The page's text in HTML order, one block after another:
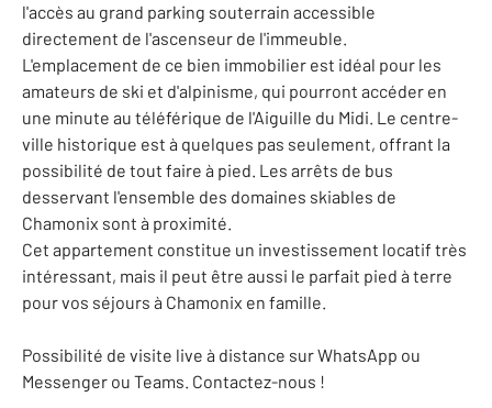
l'accès au grand parking souterrain accessible
directement de l'ascenseur de l'immeuble.
L'emplacement de ce bien immobilier est idéal pour les
amateurs de ski et d'alpinisme, qui pourront accéder en
une minute au téléférique de l'Aiguille du Midi. Le centre-
ville historique est à quelques pas seulement, offrant la
possibilité de tout faire à pied. Les arrêts de bus
desservant l'ensemble des domaines skiables de
Chamonix sont à proximité.
Cet appartement constitue un investissement locatif très
intéressant, mais il peut être aussi le parfait pied à terre
pour vos séjours à Chamonix en famille.
Possibilité de visite live à distance sur WhatsApp ou
Messenger ou Teams. Contactez-nous !